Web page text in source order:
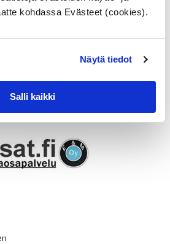
kohdassa Evästeet (cookies).
Näytä tiedot
Salli kaikki